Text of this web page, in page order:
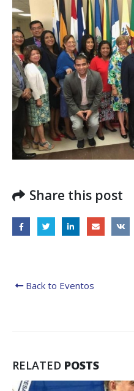
Share this post
Back to Eventos
RELATED POSTS
Boletín Informativo
No.1 – Soluciones
Integrales
13 junio, 2025
MEF fortalece la
integración de
perspectivas
regionales en el Plan
Estratégico de Gobierno 2025-
2029
27 diciembre, 2024
Presentación de
Avances del proyecto
la Energía
13 noviembre, 2024